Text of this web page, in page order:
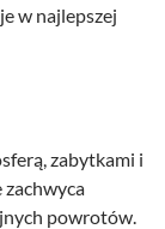
w najlepszej
zabytkami i
powrotów.